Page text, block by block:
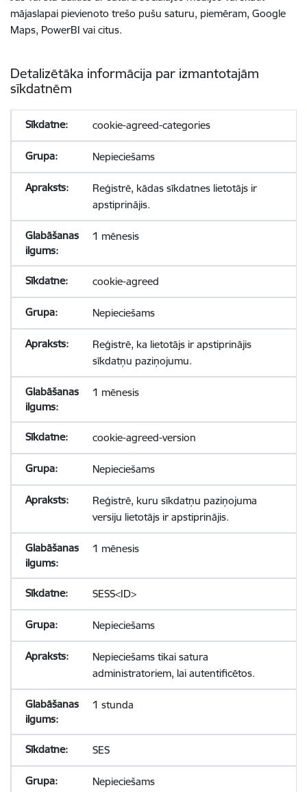
mājaslapai pievienoto trešo pušu saturu, piemēram, Google
Maps, PowerBI vai citus.
Detalizētāka informācija par izmantotajām
sīkdatnēm
cookie-agreed-categories
Nepieciešams
Reģistrē, kādas sīkdatnes lietotājs ir
apstiprinājis.
1 mēnesis
cookie-agreed
Nepieciešams
Reģistrē, ka lietotājs ir apstiprinājis
sīkdatņu paziņojumu.
1 mēnesis
cookie-agreed-version
Nepieciešams
Reģistrē, kuru sīkdatņu paziņojuma
versiju lietotājs ir apstiprinājis.
1 mēnesis
SESS<ID>
Nepieciešams
Nepieciešams tikai satura
administratoriem, lai autentificētos.
1 stunda
SES
Nepieciešams